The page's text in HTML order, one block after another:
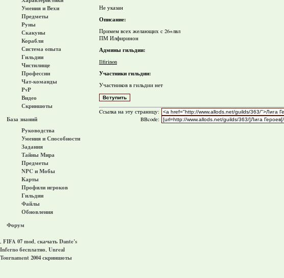
Умения и Вехи
Предметы
Руны
Скакуны
Корабли
Система опыта
Гильдии
Чистилище
Профессии
Чат-команды
PvP
Видео
Скриншоты
База знаний
Руководства
Умения и Способности
Задания
Тайны Мира
Предметы
NPC и Мобы
Карты
Профили игроков
Гильдии
Файлы
Обновления
Форум
, FIFA 07 mod, скачать Dante's
Inferno бесплатно, Unreal
Tournament 2004 скриншоты
Не указан
Описание:
Примем всех желающих с 26+лвл
ПМ Илфиринон
Админы гильдии:
Ilfirinon
Участники гильдии:
Участников в гильдии нет
Cсылка на эту страницу:
BBcode: